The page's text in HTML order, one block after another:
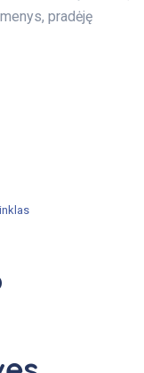
pradėję